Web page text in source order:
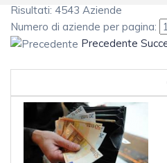
Risultati: 4543 Aziende
Numero di aziende per pagina:
Precedente